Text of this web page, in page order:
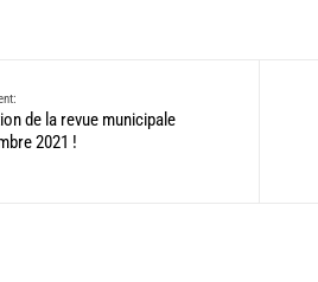
de la revue municipale
2021 !